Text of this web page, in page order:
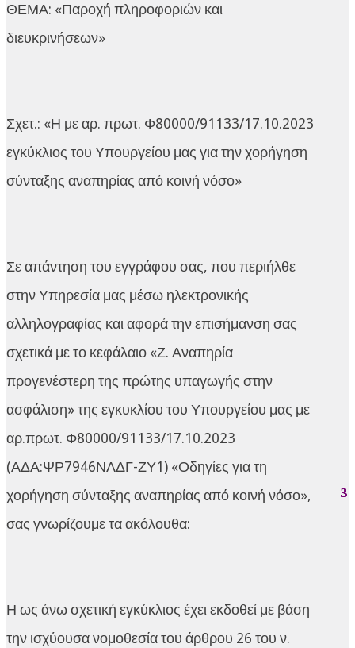
ΘΕΜΑ: «Παροχή πληροφοριών και
διευκρινήσεων»
Σχετ.: «Η με αρ. πρωτ. Φ80000/91133/17.10.2023
εγκύκλιος του Υπουργείου μας για την χορήγηση
σύνταξης αναπηρίας από κοινή νόσο»
Σε απάντηση του εγγράφου σας, που περιήλθε
στην Υπηρεσία μας μέσω ηλεκτρονικής
αλληλογραφίας και αφορά την επισήμανση σας
σχετικά με το κεφάλαιο «Ζ. Αναπηρία
προγενέστερη της πρώτης υπαγωγής στην
ασφάλιση» της εγκυκλίου του Υπουργείου μας με
αρ.πρωτ. Φ80000/91133/17.10.2023
(ΑΔΑ:ΨΡ7946ΝΛΔΓ-ΖΥ1) «Οδηγίες για τη
χορήγηση σύνταξης αναπηρίας από κοινή νόσο»,
σας γνωρίζουμε τα ακόλουθα:
Η ως άνω σχετική εγκύκλιος έχει εκδοθεί με βάση
την ισχύουσα νομοθεσία του άρθρου 26 του ν.